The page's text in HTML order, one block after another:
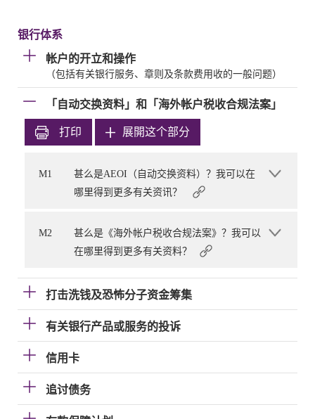
银行体系
帐户的开立和操作
（包括有关银行服务、章则及条款费用收的一般问题）
「自动交换资料」和「海外帐户税收合规法案」
打印 展開这个部分
M1
甚么是AEOI（自动交换资料）？我可以在
哪里得到更多有关资讯？
M2
甚么是《海外帐户税收合规法案》？我可以
在哪里得到更多有关资料？
打击洗钱及恐怖分子资金筹集
有关银行产品或服务的投诉
信用卡
追讨债务